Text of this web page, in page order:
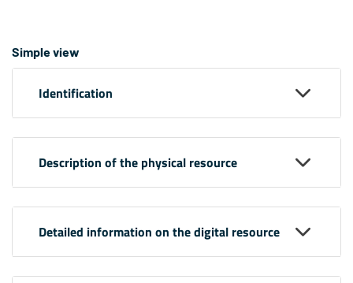
Simple view
Identification
Description of the physical resource
Detailed information on the digital resource